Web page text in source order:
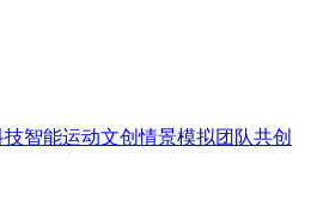
技智能运动文创情景模拟团队共创